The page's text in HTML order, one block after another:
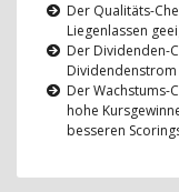
Der Qualitäts-
Liegenlassen
Der Dividenden-
Der Wachstums-
hohe
besseren